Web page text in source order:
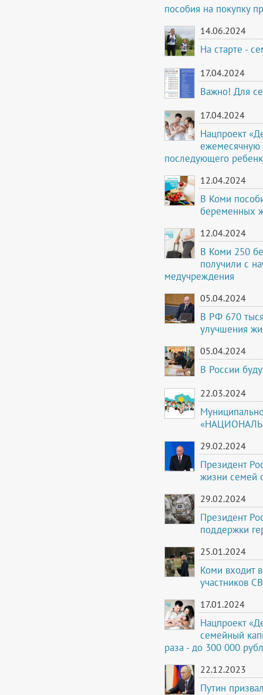
пособия на покупку
14.06.2024
На старте -
17.04.2024
Важно! Для
17.04.2024
Нацпроект
ежемесячную
последующего
12.04.2024
В Коми
беременных
12.04.2024
В Коми 250
получили с
медучреждения
05.04.2024
В РФ 670
улучшения
05.04.2024
В России
22.03.2024
29.02.2024
Президент
жизни семей
29.02.2024
Президент
поддержки
25.01.2024
Коми входит
участников
17.01.2024
Нацпроект
семейный
раза - до 300 000
22.12.2023
Путин